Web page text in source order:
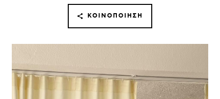
ΚΟΙΝΟΠΟΊΗΣΗ